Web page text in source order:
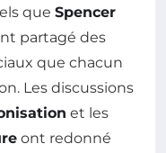
que Spencer
partagé des
que chacun
Les discussions
et les
ont redonné